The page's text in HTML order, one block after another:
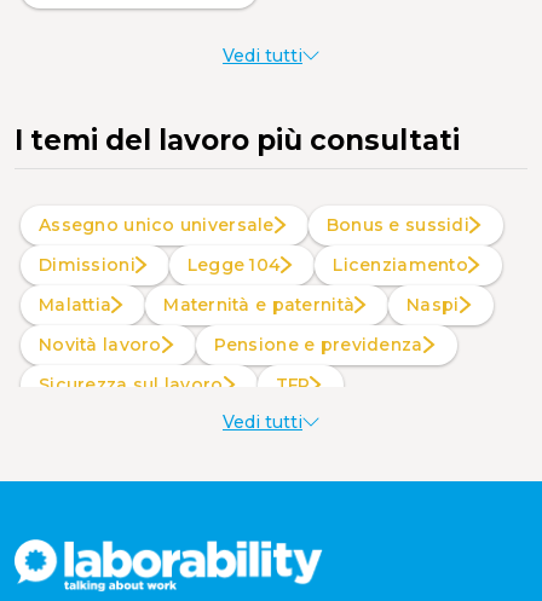
Vedi tutti
I temi del lavoro più consultati
Assegno unico universale
Bonus e sussidi
Dimissioni
Legge 104
Licenziamento
Malattia
Maternità e paternità
Naspi
Novità lavoro
Pensione e previdenza
Sicurezza sul lavoro
TFR
Vedi tutti